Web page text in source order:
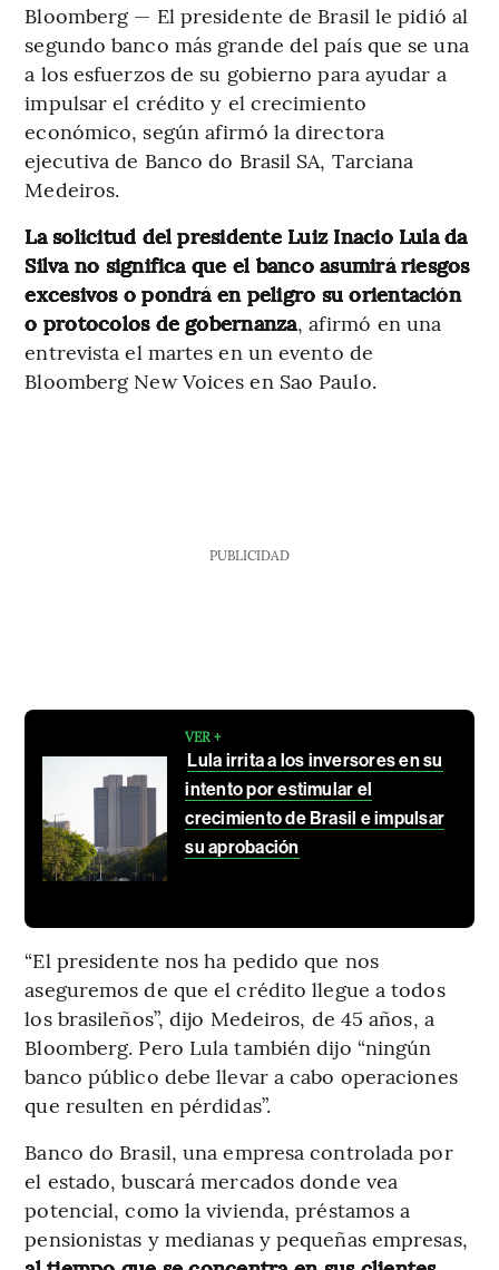
Bloomberg — El presidente de Brasil le pidió al
segundo banco más grande del país que se una
a los esfuerzos de su gobierno para ayudar a
impulsar el crédito y el crecimiento
económico, según afirmó la directora
ejecutiva de Banco do Brasil SA, Tarciana
Medeiros.
La solicitud del presidente Luiz Inacio Lula da
Silva no significa que el banco asumirá riesgos
excesivos o pondrá en peligro su orientación
o protocolos de gobernanza, afirmó en una
entrevista el martes en un evento de
Bloomberg New Voices en Sao Paulo.
PUBLICIDAD
VER +
Lula irrita a los inversores en su
intento por estimular el
crecimiento de Brasil e impulsar
su aprobación
“El presidente nos ha pedido que nos
aseguremos de que el crédito llegue a todos
los brasileños”, dijo Medeiros, de 45 años, a
Bloomberg. Pero Lula también dijo “ningún
banco público debe llevar a cabo operaciones
que resulten en pérdidas”.
Banco do Brasil, una empresa controlada por
el estado, buscará mercados donde vea
potencial, como la vivienda, préstamos a
pensionistas y medianas y pequeñas empresas,